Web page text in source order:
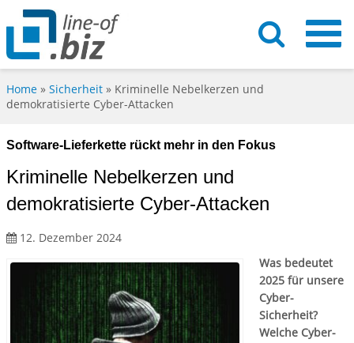
Home » Sicherheit » Kriminelle Nebelkerzen und
demokratisierte Cyber-Attacken
Software-Lieferkette rückt mehr in den Fokus
Kriminelle Nebelkerzen und
demokratisierte Cyber-Attacken
12. Dezember 2024
Was bedeutet
2025 für unsere
Cyber-
Sicherheit?
Welche Cyber-